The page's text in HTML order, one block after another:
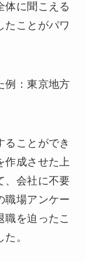
体に聞こえる
たことがパワ
：東京地方
ることができ
作成させた上
、会社に不要
職場アンケー
職を迫ったこ
。